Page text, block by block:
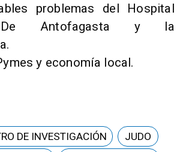
problemas del Hospital
De Antofagasta y la
y economía local.
DE INVESTIGACIÓN
JUDO